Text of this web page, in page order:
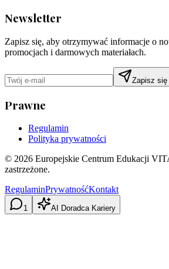
Newsletter
Zapisz się, aby otrzymywać informacje o
promocjach i darmowych materiałach.
Zapisz się
Prawne
Regulamin
Polityka prywatności
© 2026 Europejskie Centrum Edukacji
zastrzeżone.
RegulaminPrywatnośćKontakt
1 AI Doradca Kariery